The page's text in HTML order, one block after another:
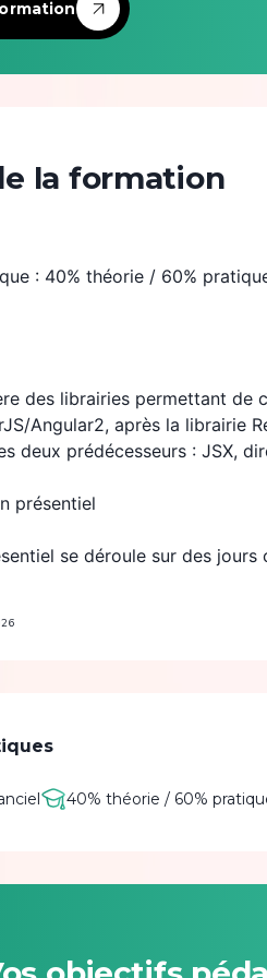
& devops
artificielle
& accessibilité
la formation
: 40% théorie / 60%
des librairies permettant de
Angular2, après la librairie
deux prédécesseurs : JSX,
présentiel
se déroule sur des jours
en mode "formation à distance"
peut se dérouler sur des
40% théorie / 60%